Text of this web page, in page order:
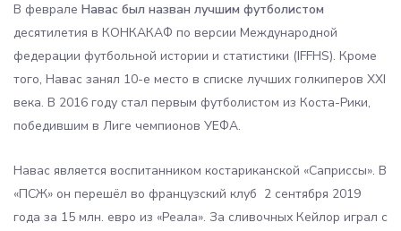
В феврале Навас был назван лучшим футболистом
десятилетия в КОНКАКАФ по версии Международной
федерации футбольной истории и статистики (IFFHS). Кроме
того, Навас занял 10-е место в списке лучших голкиперов XXI
века. В 2016 году стал первым футболистом из Коста-Рики,
победившим в Лиге чемпионов УЕФА.
Навас является воспитанником костариканской «Саприссы». В
«ПСЖ» он перешёл во французский клуб 2 сентября 2019
года за 15 млн. евро из «Реала». За сливочных Кейлор играл с